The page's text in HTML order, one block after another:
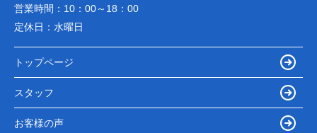
営業時間： 10：00～18：00
定休日： 水曜日
トップページ
スタッフ
お客様の声